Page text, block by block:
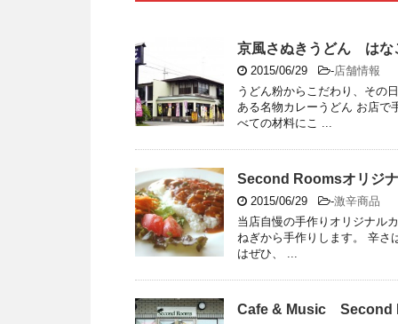
京風さぬきうどん はな
2015/06/29 -店舗情報
うどん粉からこだわり、その
ある名物カレーうどん お店で
べての材料にこ ...
Second Roomsオリジ
2015/06/29 -激辛商品
当店自慢の手作りオリジナル
ねぎから手作りします。 辛さ
はぜひ、 ...
Cafe & Music Second